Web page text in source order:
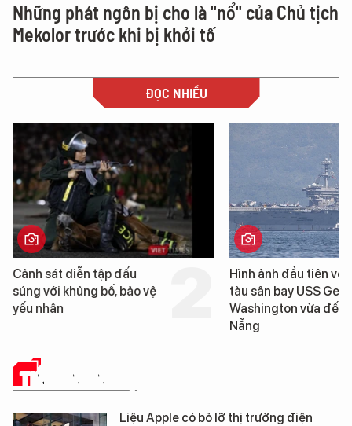
Những phát ngôn bị cho là "nổ" của Chủ tịch
Mekolor trước khi bị khởi tố
ĐỌC NHIỀU
Hình ảnh đầu tiên về siêu
tàu sân bay USS George
Washington vừa đến Đà
Đà Nẵng sẽ đầu tư
6.200 tỷ đồng xây
Bến cảng Liên Chiểu
đoạn 2
TIN CÔNG NGHỆ
Liệu Apple có bỏ lỡ thị trường điện